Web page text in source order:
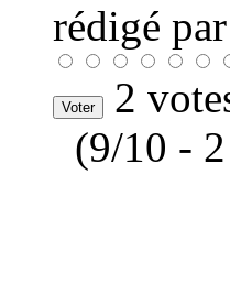
rédigé par
2
(9/10 -